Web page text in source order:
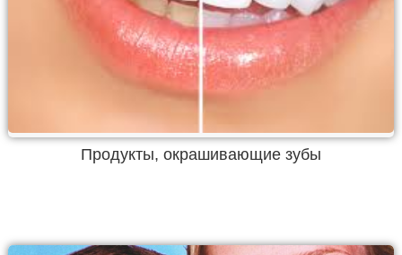
Продукты, окрашивающие зубы